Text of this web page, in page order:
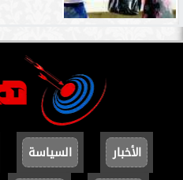
الأخبار السياسة